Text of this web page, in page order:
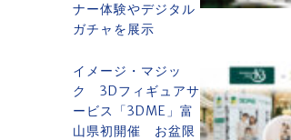
ナー体験やデジタル
ガチャを展示
イメージ・マジッ
ク 3Dフィギュアサ
ービス「3DME」富
山県初開催 お盆限